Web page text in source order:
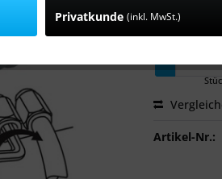
Artikel-Nr.:
Privatkunde (inkl. MwSt.)